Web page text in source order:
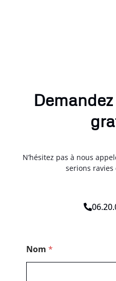
N’hésitez pas à nous
serions ravies
Nom *